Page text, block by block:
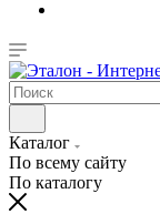
Каталог
По всему сайту
По каталогу